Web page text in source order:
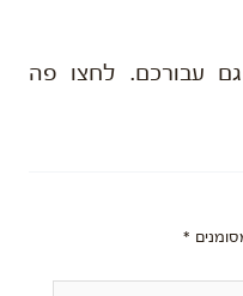
עבורכם. לחצו פה
*